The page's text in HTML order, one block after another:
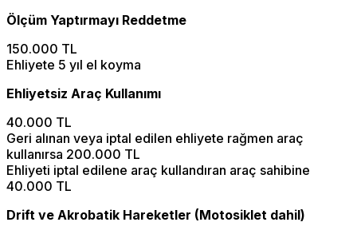
Ölçüm Yaptırmayı Reddetme
150.000 TL
Ehliyete 5 yıl el koyma
Ehliyetsiz Araç Kullanımı
40.000 TL
Geri alınan veya iptal edilen ehliyete rağmen araç
kullanırsa 200.000 TL
Ehliyeti iptal edilene araç kullandıran araç sahibine
40.000 TL
Drift ve Akrobatik Hareketler (Motosiklet dahil)